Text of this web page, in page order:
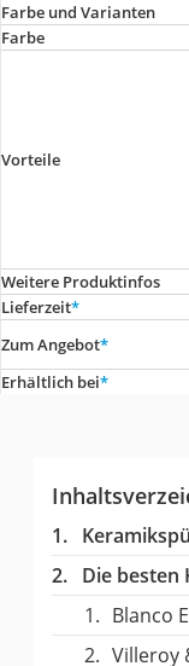
Farbe und Varianten
Farbe
Vorteile
Weitere Produktinfos
Lieferzeit*
Zum Angebot*
Erhältlich bei*
Die besten
Blanco
Villeroy